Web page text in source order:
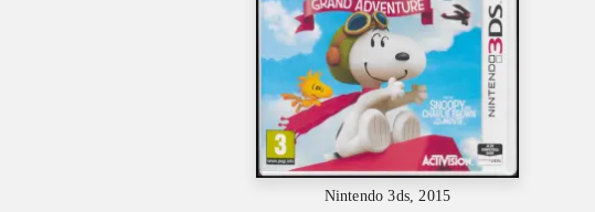
Nintendo 3ds, 2015